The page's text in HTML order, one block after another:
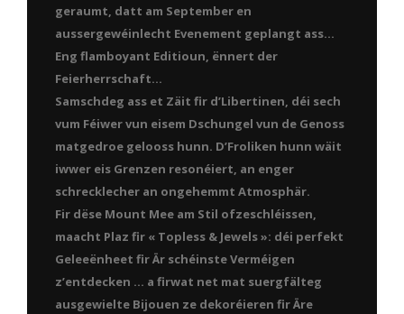
geraumt, datt am September en
aussergewéinlecht Evenement geplangt ass…
Eng flamboyant Editioun, ënnert der
Feierherrschaft…
Samschdeg ass et Zäit fir d’Libertinen, déi sech
vum Féiwer vun eisem Dschungel vun de Genoss
matgedroe gelooss hunn. D’Froliken hunn wäit
iwwer eis Grenzen resonéiert, an enger
schrecklecher an ongehemmt Atmosphär.
Fir dëse Mount Mee am Stil ofzeschléissen,
maacht Plaz fir « Topless & Jewels »: déi perfekt
Geleeënheet fir Är schéinste Verméigen
z’entdecken … a firwat net mat suergfälteg
ausgewielte Bijouen ze dekoréieren fir Äre